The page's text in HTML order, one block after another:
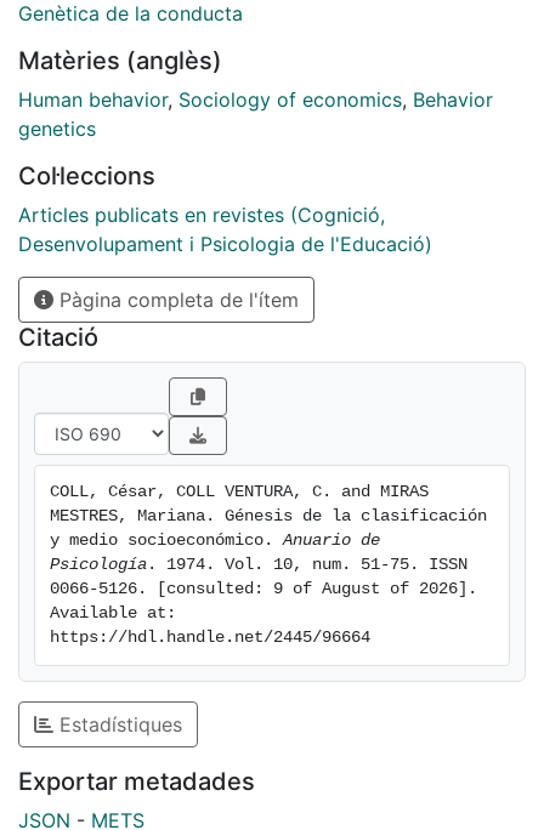
Genètica de la conducta
Matèries (anglès)
Human behavior, Sociology of economics, Behavior
genetics
Col·leccions
Articles publicats en revistes (Cognició,
Desenvolupament i Psicologia de l'Educació)
Pàgina completa de l'ítem
Citació
COLL, César, COLL VENTURA, C. and MIRAS
MESTRES, Mariana. Génesis de la clasificación
y medio socioeconómico. Anuario de
Psicología . 1974. Vol. 10, num. 51-75. ISSN
0066-5126. [consulted: 9 of August of 2026].
Available at:
https://hdl.handle.net/2445/96664
Estadístiques
Exportar metadades
JSON - METS